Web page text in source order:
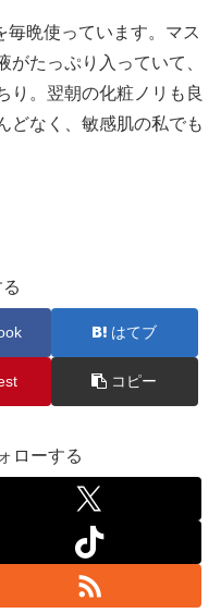
毎晩使っています。マス
がたっぷり入っていて、
り。翌朝の化粧ノリも良
どなく、敏感肌の私でも
はてブ
コピー
ローする